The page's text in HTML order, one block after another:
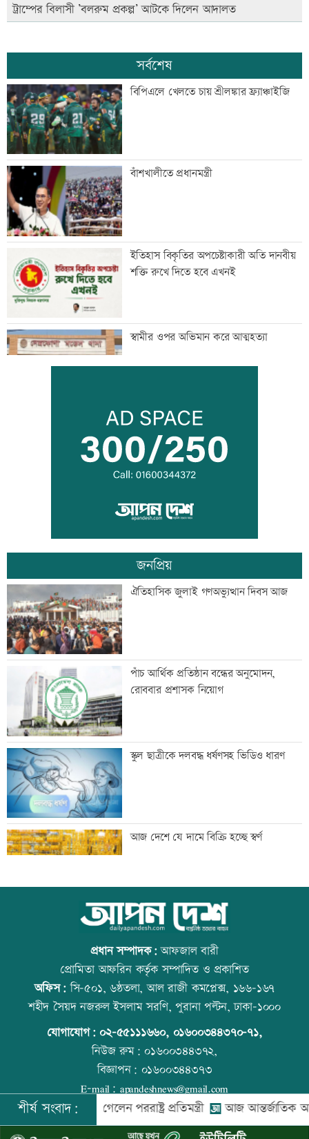
ট্রাম্পের বিলাসী ’বলরুম প্রকল্প’ আটকে দিলেন আদালত
সর্বশেষ
বিপিএলে খেলতে চায় শ্রীলঙ্কার ফ্র্যাঞ্চাইজি
বাঁশখালীতে প্রধানমন্ত্রী
ইতিহাস বিকৃতির অপচেষ্টাকারী অতি দানবীয়
শক্তি রুখে দিতে হবে এখনই
স্বামীর ওপর অভিমান করে আত্মহত্যা
‘ভারত-বাংলাদেশের প্রধানমন্ত্রী এক হলে,
অনেক সমস্যার সমাধান সম্ভব’
জামায়াত জোটের রাষ্ট্রপতি প্রার্থী অলি আহমদ
অবশেষে ঢাকায় ফিরল রোমে আটকে থাকা
বিমানের উড়োজাহাজ
মাতারবাড়ি কয়লা বিদ্যুৎকেন্দ্র ঘুরে দেখলেন
প্রধানমন্ত্রী
সিটি ব্যাংকের কার্ড স্পর্শ করলেই টাকা দেবে
এটিএম
মহাস্থানগড়ে নির্মাণকাজে স্থিতাবস্থা, আপিলের
অনুমতি
বাংলা কিউআর নিয়ে আলেমদের সঙ্গে
ইসলামী ব্যাংকেরমতবিনিময় সভা
অস্বাভাবিক দর বৃদ্ধির কারণ জানেনা
ইউনাইটেড ইন্স্যুরেন্স
রাষ্ট্রপতি নির্বাচনে বিএনপির ২ মনোনয়নপত্র
সংগ্রহ
জনপ্রিয়
ঐতিহাসিক জুলাই গণঅভ্যুত্থান দিবস আজ
পাঁচ আর্থিক প্রতিষ্ঠান বন্ধের অনুমোদন,
রোববার প্রশাসক নিয়োগ
স্কুল ছাত্রীকে দলবদ্ধ ধর্ষণসহ ভিডিও ধারণ
আজ দেশে যে দামে বিক্রি হচ্ছে স্বর্ণ
আজ বিশ্ব বন্ধু দিবস
কোরআন-হাদিসে নামাজ না পড়ার শাস্তি
আজ স্বর্ণ-রুপা যে দামে বিক্রি হচ্ছে
প্রধান সম্পাদক:আফজাল বারী
প্রোমিতা আফরিন কর্তৃক সম্পাদিত ও প্রকাশিত
অফিস:সি-৫০১, ৬ষ্ঠতলা, আল রাজী কমপ্লেক্স, ১৬৬-১৬৭
শহীদ সৈয়দ নজরুল ইসলাম সরণি, পুরানা পল্টন, ঢাকা-১০০০
যোগাযোগ: ০২-৫৫১১১৬৬০, ০১৬০০৩৪৪৩৭০-৭১,
নিউজ রুম:০১৬০০৩৪৪৩৭২,
বিজ্ঞাপন: ০১৬০০৩৪৪৩৭৩
E-mail: apandeshnews@gmail.com
©২০২৬ |আপন দেশ ডটকমকর্তৃক সর্বসত্ব ® সংরক্ষিত | উন্নয়নে
শীর্ষ সংবাদ:
সিঙ্গাপুর গেলেন পররাষ্ট্র প্রতিমন্ত্রী আজ আন্তর্জাতিক আদিবাসী